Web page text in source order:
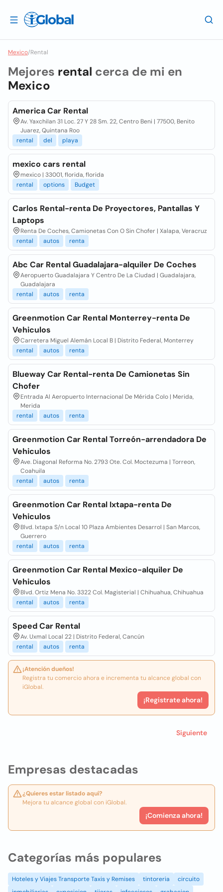
Mexico/Rental
Empresas destacadas
¿Quieres estar listado aquí?
Mejora tu alcance global con iGlobal.
¡Comienza ahora!
Mejores rental cerca de mi en
Mexico
America Car Rental
Av. Yaxchilan 31 Loc. 27 Y 28 Sm. 22, Centro Beni | 77500, Benito
Juarez, Quintana Roo
rental
del playa
mexico cars rental
mexico | 33001, florida, florida
rental
options Budget
Carlos Rental-renta De Proyectores, Pantallas Y
Laptops
Renta De Coches, Camionetas Con O Sin Chofer | Xalapa, Veracruz
rental
autos renta
Abc Car Rental Guadalajara-alquiler De Coches
Aeropuerto Guadalajara Y Centro De La Ciudad | Guadalajara,
Guadalajara
rental
autos renta
Greenmotion Car Rental Monterrey-renta De
Vehiculos
Carretera Miguel Alemán Local B | Distrito Federal, Monterrey
rental
autos renta
Blueway Car Rental-renta De Camionetas Sin
Chofer
Entrada Al Aeropuerto Internacional De Mérida Colo | Merida,
Merida
rental
autos renta
Greenmotion Car Rental Torreón-arrendadora De
Vehiculos
Ave. Diagonal Reforma No. 2793 Ote. Col. Moctezuma | Torreon,
Coahuila
rental
autos renta
Greenmotion Car Rental Ixtapa-renta De
Vehiculos
Blvd. Ixtapa S/n Local 10 Plaza Ambientes Desarrol | San Marcos,
Guerrero
rental
autos renta
Greenmotion Car Rental Mexico-alquiler De
Vehiculos
Blvd. Ortiz Mena No. 3322 Col. Magisterial | Chihuahua, Chihuahua
rental
autos renta
Speed Car Rental
Av. Uxmal Local 22 | Distrito Federal, Cancún
rental
autos renta
¡Atención dueños!
Registra tu comercio ahora e incrementa tu alcance global con
iGlobal.
¡Registrate ahora!
Siguiente
Categorías más populares
Hoteles y Viajes Transporte Taxis y Remises tintoreria
circuito